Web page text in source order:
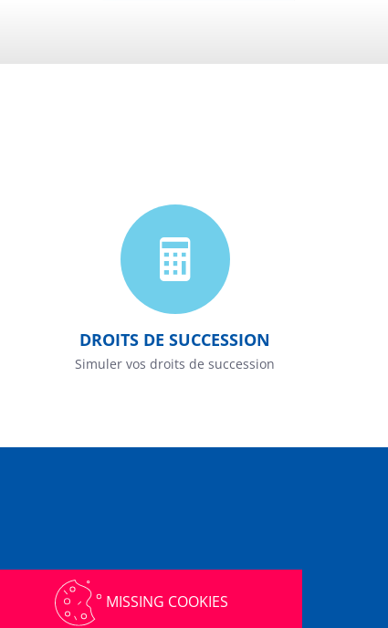
DROITS DE SUCCESSION
Simuler vos droits de succession
MISSING COOKIES